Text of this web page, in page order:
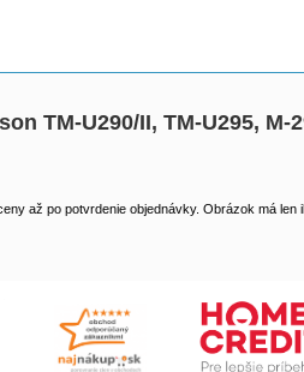
TM-U290/II, TM-U295, M-
až po potvrdenie objednávky. Obrázok má len